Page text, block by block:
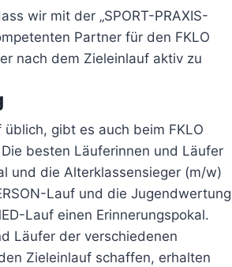
wir mit der „SPORT-PRAXIS-
Partner für den FKLO
nach dem Zieleinlauf aktiv zu
gibt es auch beim FKLO
besten Läuferinnen und Läufer
und die Alterklassensieger (m/w)
Lauf und die Jugendwertung
Lauf einen Erinnerungspokal.
Läufer der verschiedenen
Zieleinlauf schaffen, erhalten